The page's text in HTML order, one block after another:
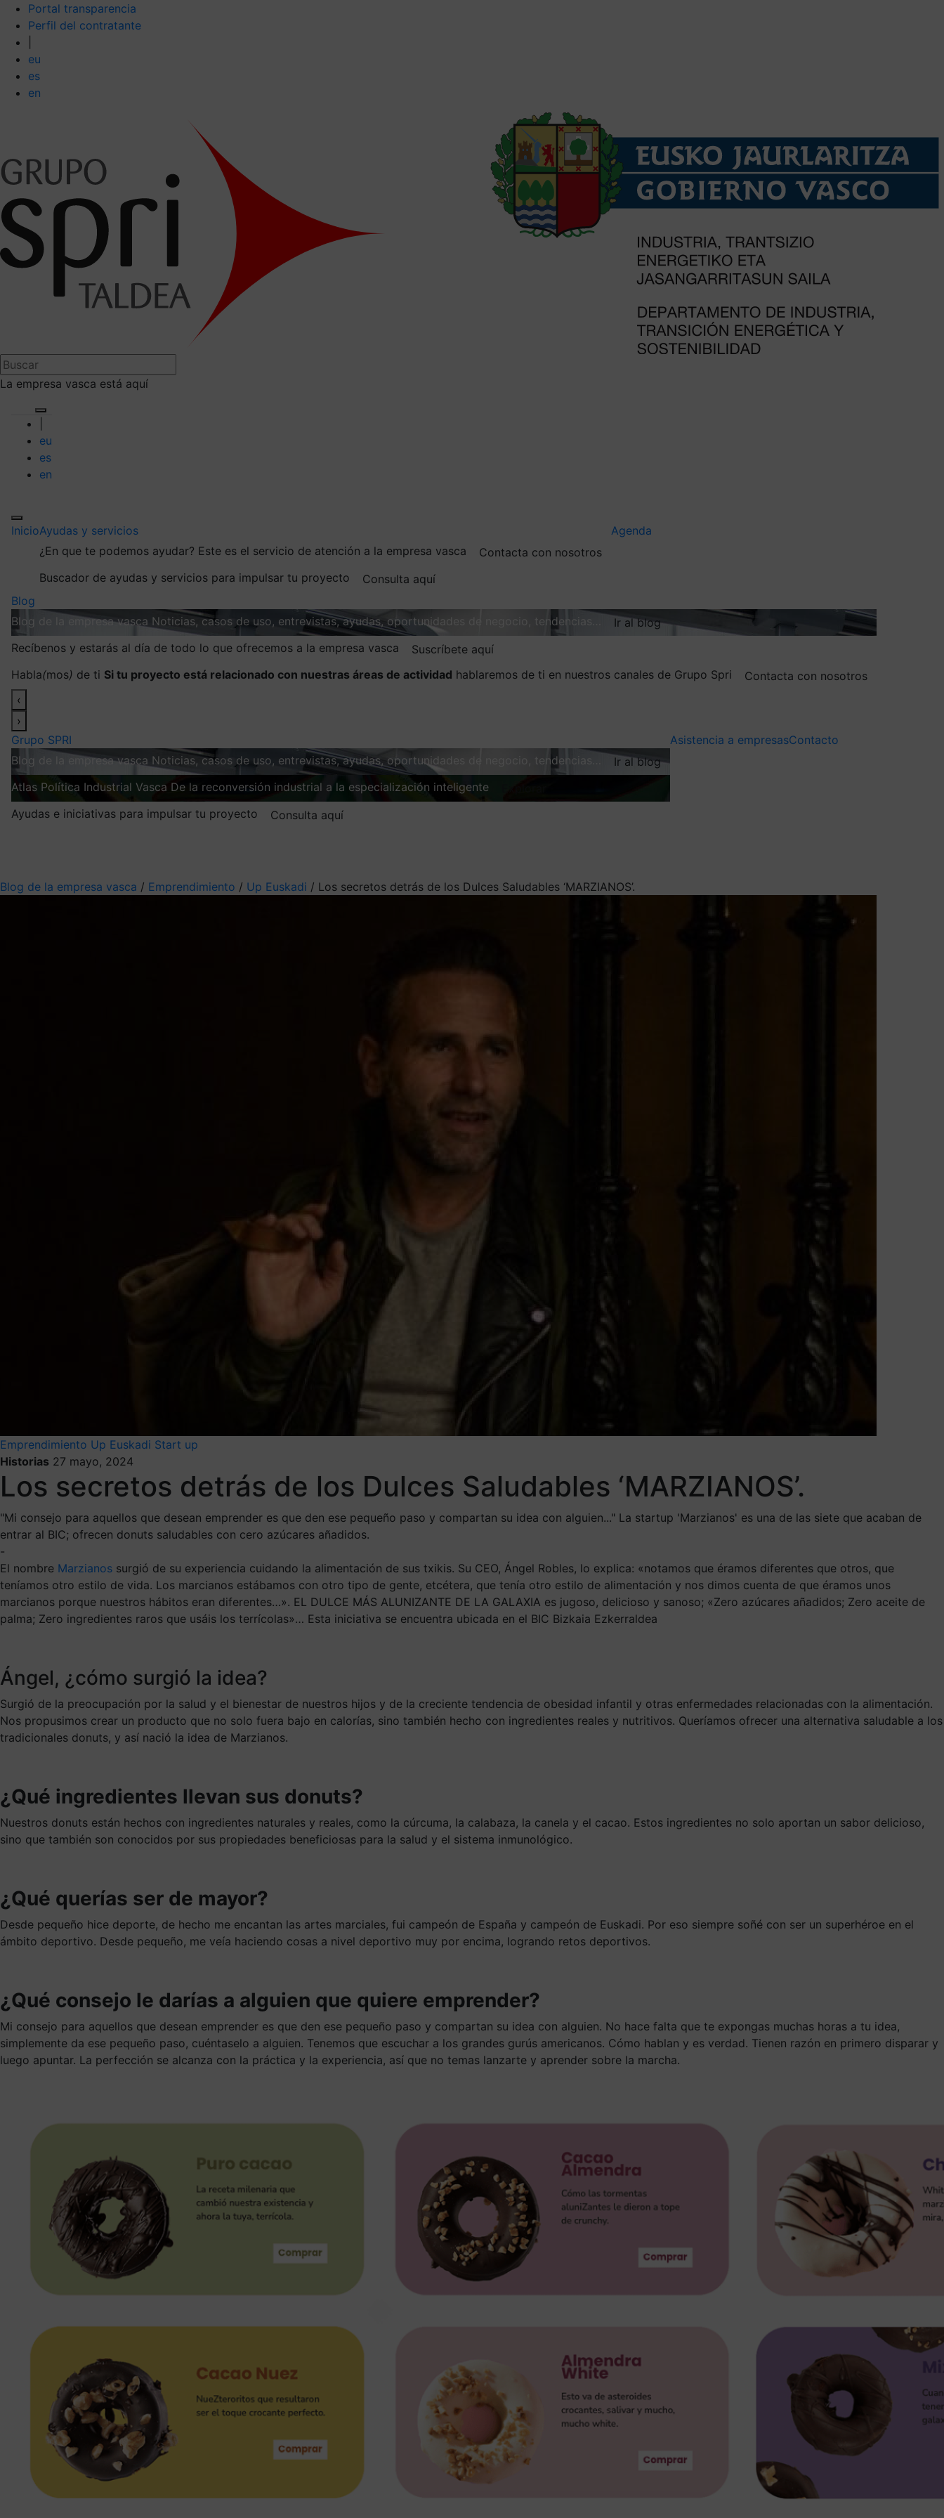
Portal transparencia
Perfil del contratante
eu
es
en
La empresa vasca está aquí
eu
es
en
InicioAyudas y servicios
¿En que te podemos ayudar? Este es el servicio de atención a la empresa vasca
Contacta con nosotros
Buscador de ayudas y servicios para impulsar tu proyecto
Consulta aquí
Agenda
Blog
Blog de la empresa vasca Noticias, casos de uso, entrevistas, ayudas, oportunidades de negocio, tendencias…
Ir al blog
Recíbenos y estarás al día de todo lo que ofrecemos a la empresa vasca
Suscríbete aquí
Habla(mos) de ti Si tu proyecto está relacionado con nuestras áreas de actividad hablaremos de ti en nuestros canales de Grupo Spri
Contacta con nosotros
‹
›
Grupo SPRI
Blog de la empresa vasca Noticias, casos de uso, entrevistas, ayudas, oportunidades de negocio, tendencias…
Ir al blog
Atlas Política Industrial Vasca De la reconversión industrial a la especialización inteligente
Ayudas e iniciativas para impulsar tu proyecto
Consulta aquí
Asistencia a empresasContacto
Blog de la empresa vasca / Emprendimiento / Up Euskadi / Los secretos detrás de los Dulces Saludables ‘MARZIANOS’.
Emprendimiento Up Euskadi Start up
Historias 27 mayo, 2024
Los secretos detrás de los Dulces Saludables ‘MARZIANOS’.
"Mi consejo para aquellos que desean emprender es que den ese pequeño paso y compartan su idea con alguien..." La startup 'Marzianos' es una de las siete que acaban de
entrar al BIC; ofrecen donuts saludables con cero azúcares añadidos.
-
El nombre Marzianos surgió de su experiencia cuidando la alimentación de sus txikis. Su CEO, Ángel Robles, lo explica: «notamos que éramos diferentes que otros, que
teníamos otro estilo de vida. Los marcianos estábamos con otro tipo de gente, etcétera, que tenía otro estilo de alimentación y nos dimos cuenta de que éramos unos
marcianos porque nuestros hábitos eran diferentes…». EL DULCE MÁS ALUNIZANTE DE LA GALAXIA es jugoso, delicioso y sanoso; «Zero azúcares añadidos; Zero aceite de
palma; Zero ingredientes raros que usáis los terrícolas»… Esta iniciativa se encuentra ubicada en el BIC Bizkaia Ezkerraldea
Ángel, ¿cómo surgió la idea?
Surgió de la preocupación por la salud y el bienestar de nuestros hijos y de la creciente tendencia de obesidad infantil y otras enfermedades relacionadas con la alimentación.
Nos propusimos crear un producto que no solo fuera bajo en calorías, sino también hecho con ingredientes reales y nutritivos. Queríamos ofrecer una alternativa saludable a los
tradicionales donuts, y así nació la idea de Marzianos.
¿Qué ingredientes llevan sus donuts?
Nuestros donuts están hechos con ingredientes naturales y reales, como la cúrcuma, la calabaza, la canela y el cacao. Estos ingredientes no solo aportan un sabor delicioso,
sino que también son conocidos por sus propiedades beneficiosas para la salud y el sistema inmunológico.
¿Qué querías ser de mayor?
Desde pequeño hice deporte, de hecho me encantan las artes marciales, fui campeón de España y campeón de Euskadi. Por eso siempre soñé con ser un superhéroe en el
ámbito deportivo. Desde pequeño, me veía haciendo cosas a nivel deportivo muy por encima, logrando retos deportivos.
¿Qué consejo le darías a alguien que quiere emprender?
Mi consejo para aquellos que desean emprender es que den ese pequeño paso y compartan su idea con alguien. No hace falta que te expongas muchas horas a tu idea,
simplemente da ese pequeño paso, cuéntaselo a alguien. Tenemos que escuchar a los grandes gurús americanos. Cómo hablan y es verdad. Tienen razón en primero disparar y
luego apuntar. La perfección se alcanza con la práctica y la experiencia, así que no temas lanzarte y aprender sobre la marcha.